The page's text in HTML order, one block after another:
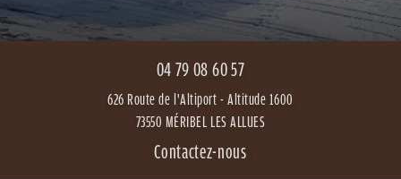
04 79 08 60 57
626 Route de l'Altiport - Altitude 1600
73550 MÉRIBEL LES ALLUES
Contactez-nous